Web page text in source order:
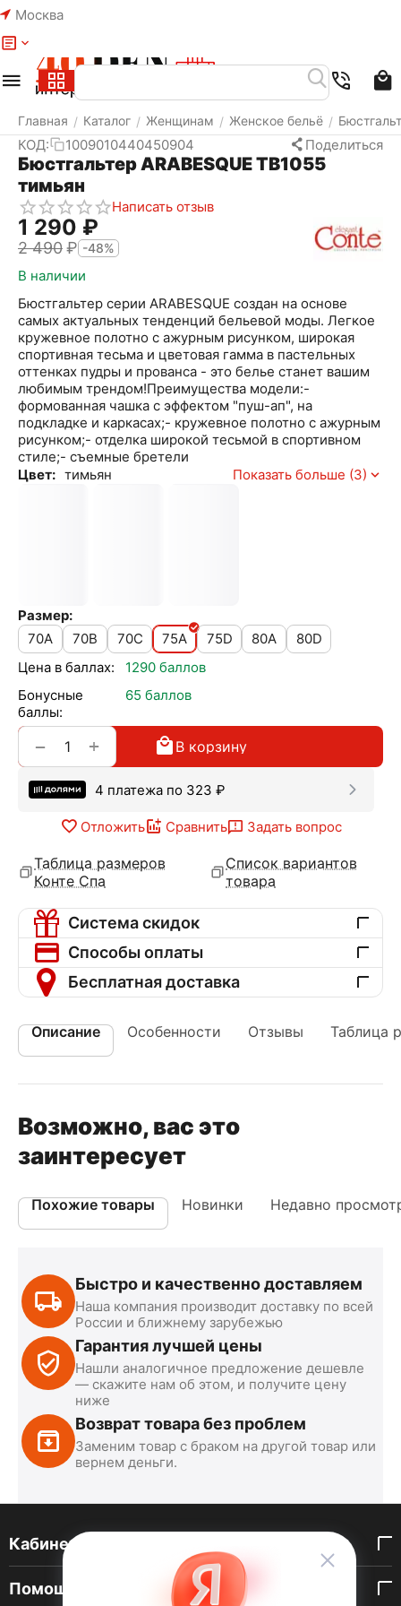
Москва
Главная / Каталог / Женщинам / Женское бельё /
КОД: 1009010440450904 Поделиться
Бюстгальтер ARABESQUE TB1055
тимьян
Написать отзыв
1 290 ₽
2 490₽ -48%
В наличии
Бюстгальтер серии ARABESQUE создан на основе
самых актуальных тенденций бельевой моды. Легкое
кружевное полотно с ажурным рисунком, широкая
спортивная тесьма и цветовая гамма в пастельных
оттенках пудры и прованса - это белье станет вашим
любимым трендом!Преимущества модели:-
формованная чашка с эффектом "пуш-ап", на
подкладке и каркасах;- кружевное полотно с ажурным
рисунком;- отделка широкой тесьмой в спортивном
стиле;- съемные бретели
Цвет: тимьян Показать больше (3)
Размер:
70A
70B 70C 75A 75D 80A
80D
Цена в баллах:
1290 баллов
Бонусные
баллы:
65 баллов
+
− В корзину
4 платежа по 323 ₽
Отложить Сравнить Задать вопрос
Таблица размеров
Конте Спа
Список вариантов
товара
Система скидок
Способы оплаты
Бесплатная доставка
Описание Особенности Отзывы Таблица
Возможно, вас это
заинтересует
Похожие товары Новинки Недавно
Быстро и качественно доставляем
Наша компания производит доставку по всей
России и ближнему зарубежью
Гарантия лучшей цены
Нашли аналогичное предложение дешевле
— скажите нам об этом, и получите цену
ниже
Возврат товара без проблем
Заменим товар с браком на другой товар или
вернем деньги.
Кабинет покупателя
Помощь покупателю
Меню